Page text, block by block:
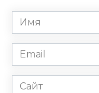
Имя
*
Email
*
Сайт